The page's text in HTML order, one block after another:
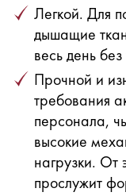
Легкой. Для
дышащие
весь день
Прочной и
требования
персонала,
высокие
нагрузки. От
прослужит